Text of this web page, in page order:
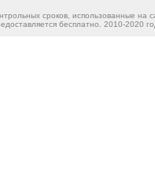
сроков, использованные
бесплатно. 2010-2020